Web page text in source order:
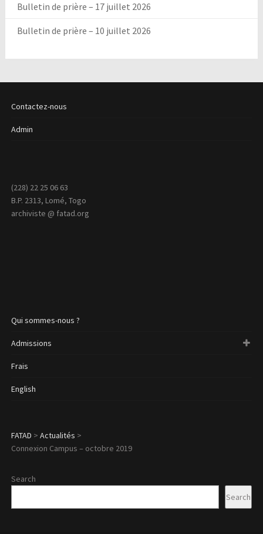
Bulletin de prière – 17 juillet 2026
Bulletin de prière – 10 juillet 2026
Contactez-nous
Admin
(228) 22 25 06 63
B.P. 2313, Lomé, Togo
archiviste @ fatad.org
Qui sommes-nous ?
Admissions
Frais
English
FATAD > Actualités >
Connexion Campus – octobre 2019
Search
Search